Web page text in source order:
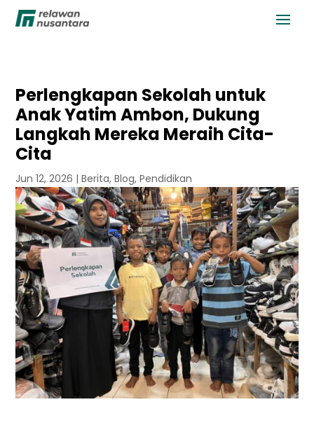
Perlengkapan Sekolah untuk
Anak Yatim Ambon, Dukung
Langkah Mereka Meraih Cita-
Cita
Jun 12, 2026 |Berita,Blog,Pendidikan